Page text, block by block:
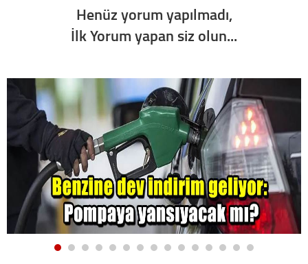
Henüz yorum yapılmadı,
İlk Yorum yapan siz olun...